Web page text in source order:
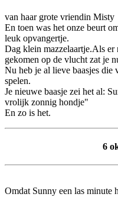
en
van haar grote vriendin Misty
En toen was het onze beurt
leuk opvangertje.
Dag klein mazzelaartje.Als er
gekomen op de vlucht zat je
Nu heb je al lieve baasjes die
spelen.
Je nieuwe baasje zei het al:
vrolijk zonnig hondje"
En zo is
6
Omdat Sunny een las minute